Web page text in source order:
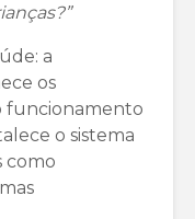
a
os
funcionamento
o sistema
como